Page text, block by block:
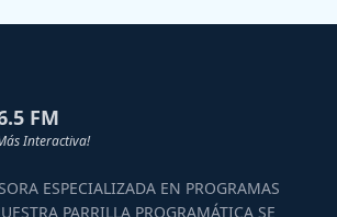
FM
Interactiva!
ESPECIALIZADA EN PROGRAMAS
PARRILLA PROGRAMÁTICA SE